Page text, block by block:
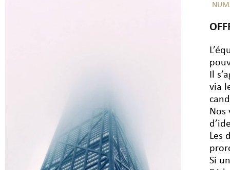
Il
via
Nos
Les
Si